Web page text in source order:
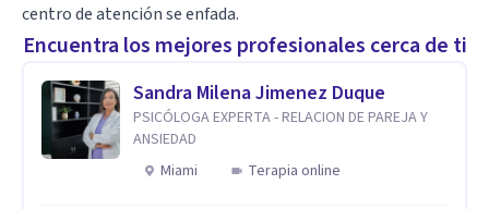
centro de atención se enfada.
Encuentra los mejores profesionales cerca de ti
Sandra Milena Jimenez Duque
PSICÓLOGA EXPERTA - RELACION DE PAREJA Y
ANSIEDAD
Miami
Terapia online